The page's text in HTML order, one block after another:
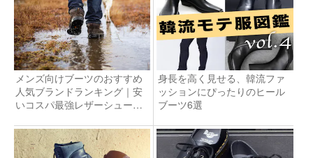
メンズ向けブーツのおすすめ
人気ブランドランキング｜安
いコスパ最強レザーシューズ
身長を高く見せる、韓流ファ
ッションにぴったりのヒール
ブーツ6選